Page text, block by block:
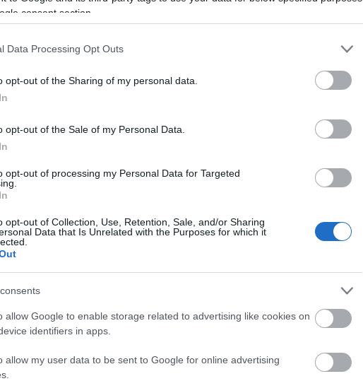
consent section.
Data Processing Opt Outs
opt-out of the Sharing of my personal data.
opt-out of the Sale of my Personal Data.
opt-out of processing my Personal Data for Targeted
opt-out of Collection, Use, Retention, Sale, and/or Sharing
Data that Is Unrelated with the Purposes for which it
allow Google to enable storage related to advertising like cookies on
identifiers in apps.
allow my user data to be sent to Google for online advertising
i foretaksregisteret.
navn,
rolleoversikt (styret),
Eksempel
navn,
hvilke
bransje, målform.
NOK 140,00
i andre selskap.
Eksempel